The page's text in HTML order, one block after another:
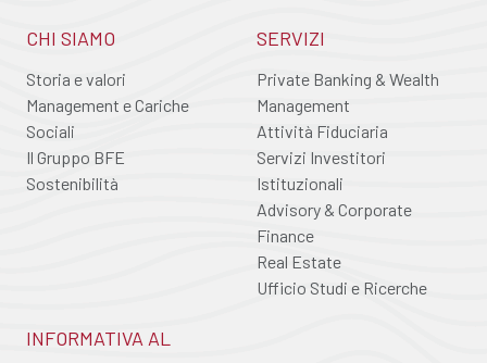
CHI SIAMO
Storia e valori
Management e Cariche
Sociali
Il Gruppo BFE
Sostenibilità
SERVIZI
Private Banking & Wealth
Management
Attività Fiduciaria
Servizi Investitori
Istituzionali
Advisory & Corporate
Finance
Real Estate
Ufficio Studi e Ricerche
INFORMATIVA AL